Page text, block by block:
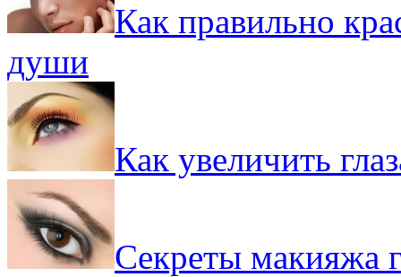
Как правильно
души
Как увеличить
Секреты макияжа